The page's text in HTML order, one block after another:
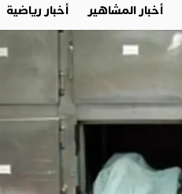
أخبار المشاهير أخبار رياضية